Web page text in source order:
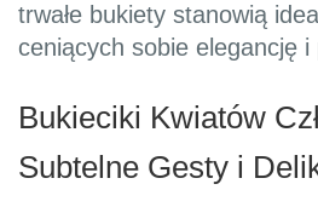
trwałe bukiety stanowią
ceniących sobie elegancję i
Bukieciki Kwiatów
Subtelne Gesty i